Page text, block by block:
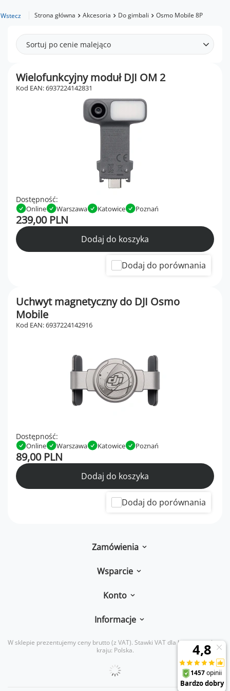
Wstecz Strona główna Akcesoria Do gimbali Osmo Mobile 8P
Sortuj po cenie malejąco
Wielofunkcyjny moduł DJI OM 2
Kod EAN: 6937224142831
Dostępność:
Online Warszawa Katowice Poznań
239,00 PLN
Dodaj do koszyka
Dodaj do porównania
Uchwyt magnetyczny do DJI Osmo
Mobile
Kod EAN: 6937224142916
Dostępność:
Online Warszawa Katowice Poznań
89,00 PLN
Dodaj do koszyka
Dodaj do porównania
Zamówienia
Wsparcie
Konto
Informacje
W sklepie prezentujemy ceny brutto (z VAT). Stawki VAT dla konsumentów z
kraju: Polska.